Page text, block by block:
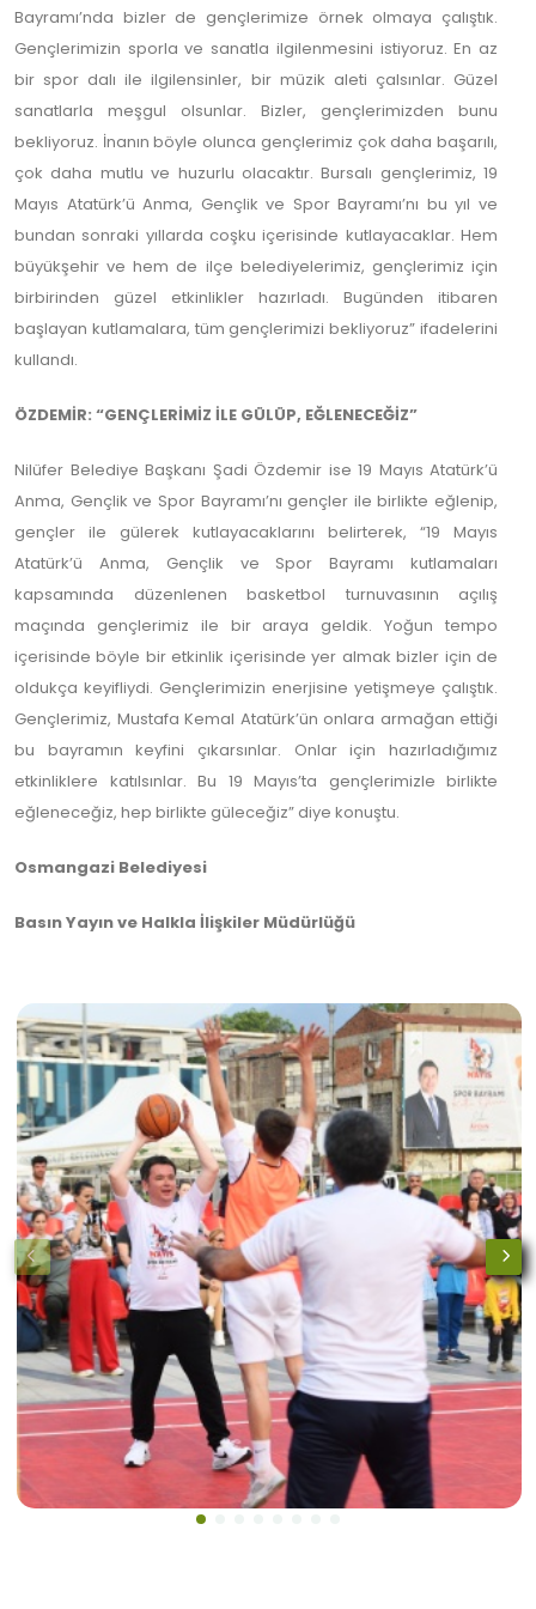
Bayramı’nda bizler de gençlerimize örnek olmaya çalıştık.
Gençlerimizin sporla ve sanatla ilgilenmesini istiyoruz. En az
bir spor dalı ile ilgilensinler, bir müzik aleti çalsınlar. Güzel
sanatlarla meşgul olsunlar. Bizler, gençlerimizden bunu
bekliyoruz. İnanın böyle olunca gençlerimiz çok daha başarılı,
çok daha mutlu ve huzurlu olacaktır. Bursalı gençlerimiz, 19
Mayıs Atatürk’ü Anma, Gençlik ve Spor Bayramı’nı bu yıl ve
bundan sonraki yıllarda coşku içerisinde kutlayacaklar. Hem
büyükşehir ve hem de ilçe belediyelerimiz, gençlerimiz için
birbirinden güzel etkinlikler hazırladı. Bugünden itibaren
başlayan kutlamalara, tüm gençlerimizi bekliyoruz” ifadelerini
kullandı.
ÖZDEMİR: “GENÇLERİMİZ İLE GÜLÜP, EĞLENECEĞİZ”
Nilüfer Belediye Başkanı Şadi Özdemir ise 19 Mayıs Atatürk’ü
Anma, Gençlik ve Spor Bayramı’nı gençler ile birlikte eğlenip,
gençler ile gülerek kutlayacaklarını belirterek, “19 Mayıs
Atatürk’ü Anma, Gençlik ve Spor Bayramı kutlamaları
kapsamında düzenlenen basketbol turnuvasının açılış
maçında gençlerimiz ile bir araya geldik. Yoğun tempo
içerisinde böyle bir etkinlik içerisinde yer almak bizler için de
oldukça keyifliydi. Gençlerimizin enerjisine yetişmeye çalıştık.
Gençlerimiz, Mustafa Kemal Atatürk’ün onlara armağan ettiği
bu bayramın keyfini çıkarsınlar. Onlar için hazırladığımız
etkinliklere katılsınlar. Bu 19 Mayıs’ta gençlerimizle birlikte
eğleneceğiz, hep birlikte güleceğiz” diye konuştu.
Osmangazi Belediyesi
Basın Yayın ve Halkla İlişkiler Müdürlüğü